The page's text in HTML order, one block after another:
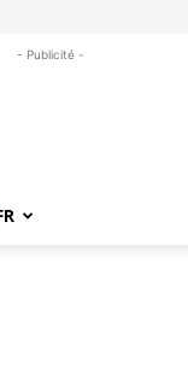
- Publicité -